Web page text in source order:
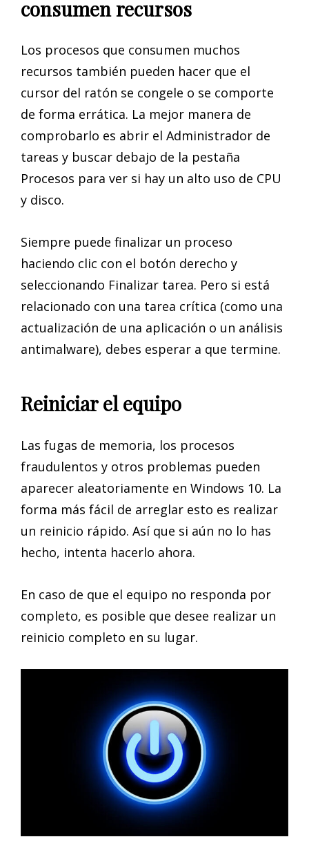
consumen recursos
Los procesos que consumen muchos
recursos también pueden hacer que el
cursor del ratón se congele o se comporte
de forma errática. La mejor manera de
comprobarlo es abrir el Administrador de
tareas y buscar debajo de la pestaña
Procesos para ver si hay un alto uso de CPU
y disco.
Siempre puede finalizar un proceso
haciendo clic con el botón derecho y
seleccionando Finalizar tarea. Pero si está
relacionado con una tarea crítica (como una
actualización de una aplicación o un análisis
antimalware), debes esperar a que termine.
Reiniciar el equipo
Las fugas de memoria, los procesos
fraudulentos y otros problemas pueden
aparecer aleatoriamente en Windows 10. La
forma más fácil de arreglar esto es realizar
un reinicio rápido. Así que si aún no lo has
hecho, intenta hacerlo ahora.
En caso de que el equipo no responda por
completo, es posible que desee realizar un
reinicio completo en su lugar.